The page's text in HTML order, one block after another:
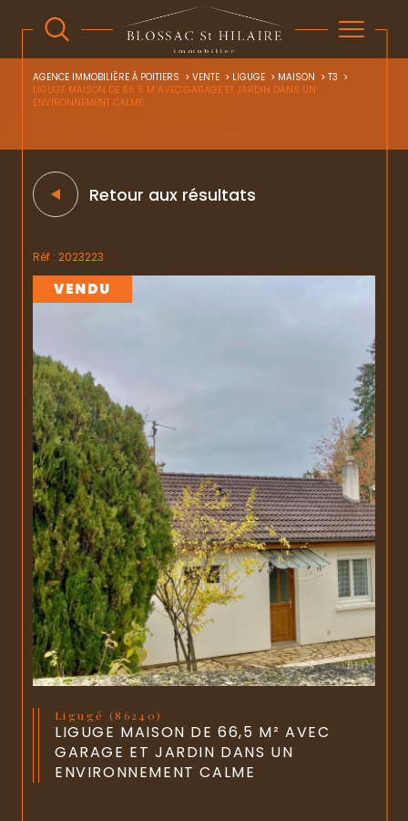
AGENCE IMMOBILIÈRE À POITIERS VENTE LIGUGE MAISON
T3
LIGUGE MAISON DE 66 5 M AVEC GARAGE ET JARDIN DANS UN
ENVIRONNEMENT CALME
Retour aux résultats
Réf : 2023223
VENDU
Ligugé (86240)
LIGUGE MAISON DE 66,5 M² AVEC
GARAGE ET JARDIN DANS UN
ENVIRONNEMENT CALME